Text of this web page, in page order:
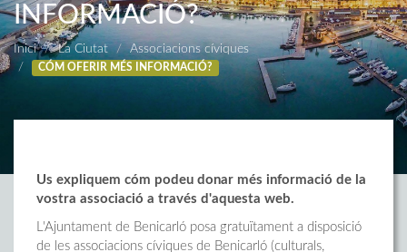
INFORMACIÓ?
Inici La Ciutat Associacions cíviques
CÓM OFERIR MÉS INFORMACIÓ?
Us expliquem cóm podeu donar més informació de la
vostra associació a través d'aquesta web.
L'Ajuntament de Benicarló posa gratuïtament a disposició
de les associacions cíviques de Benicarló (culturals,